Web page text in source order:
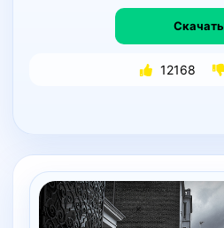
Скачать
12168